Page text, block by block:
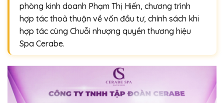
phòng kinh doanh Phạm Thị Hiến, chương trình
hợp tác thoả thuận về vốn đầu tư, chính sách khi
hợp tác cùng Chuỗi nhượng quyền thương hiệu
Spa Cerabe.